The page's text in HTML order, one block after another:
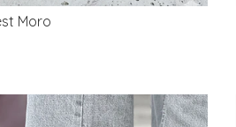
Moro